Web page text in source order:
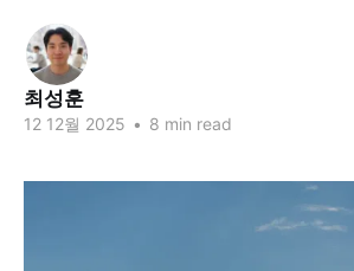
최성훈
12 12월 2025 • 8 min read